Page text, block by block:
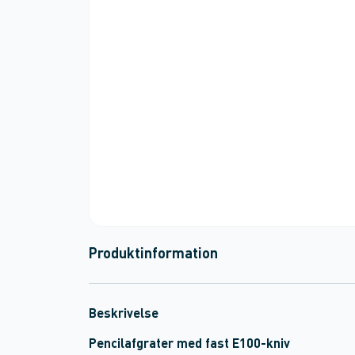
Produktinformation
Beskrivelse
Pencilafgrater med fast E100-kniv